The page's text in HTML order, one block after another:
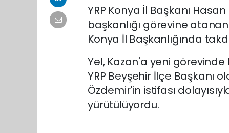
YRP Konya İl Başkanı
başkanlığı görevine
Konya İl Başkanlığında
Yel, Kazan'a yeni görevinde
YRP Beyşehir İlçe Başkanı
Özdemir'in istifası
yürütülüyordu.